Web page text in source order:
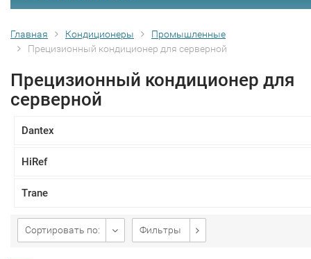
Главная Кондиционеры
Промышленные
Прецизионный кондиционер для серверной
Прецизионный кондиционер для
серверной
Dantex
HiRef
Trane
Сортировать по: Фильтры